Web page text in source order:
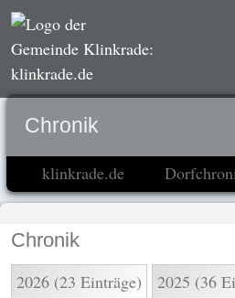
Chronik
klinkrade.de
Chronik
2026 (23 Einträge)
2025 (36